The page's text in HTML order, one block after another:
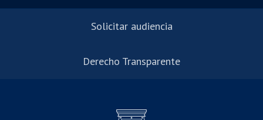
Solicitar audiencia
Derecho Transparente